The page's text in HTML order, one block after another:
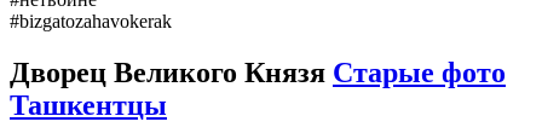
#bizgatozahavokerak
Дворец Великого Князя Старые фото
Ташкентцы